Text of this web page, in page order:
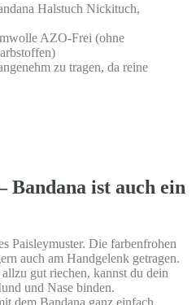
Halstuch Nickituch,
AZO-Frei (ohne
zu tragen, da reine
Bandana ist auch ein
Paisleymuster. Die farbenfrohen
auch am Handgelenk getragen.
gut riechen, kannst du dein
und Nase binden.